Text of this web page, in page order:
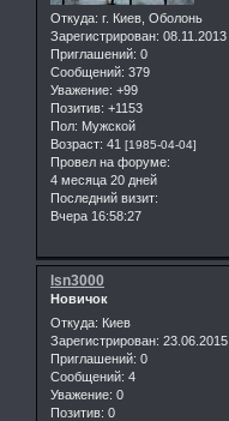
Откуда: г. Киев, Оболонь
Зарегистрирован: 08.11.2013
Приглашений: 0
Сообщений: 379
Уважение: +99
Позитив: +1153
Пол: Мужской
Возраст: 41 [1985-04-04]
Провел на форуме:
4 месяца 20 дней
Последний визит:
Вчера 16:58:27
lsn3000
Новичок
Откуда: Киев
Зарегистрирован: 23.06.2015
Приглашений: 0
Сообщений: 4
Уважение: 0
Позитив: 0